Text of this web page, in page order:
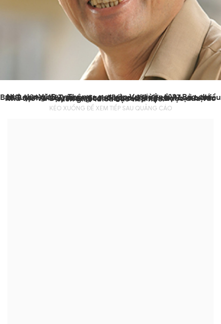
Nhà thơ Vũ Duy Thông - nguyên Vụ trưởng Vụ Báo chí - Ban Tuyên giáo Trung ương, đã qua đời ở tuổi 77, vào chiều 28/5 tại Hà Nội, sau một thời gian chống chọi bạo bệnh. Nhà thơ Vũ Duy Thông có nhiều tác phẩm được đưa vào sách giáo khoa bậc tiểu học.